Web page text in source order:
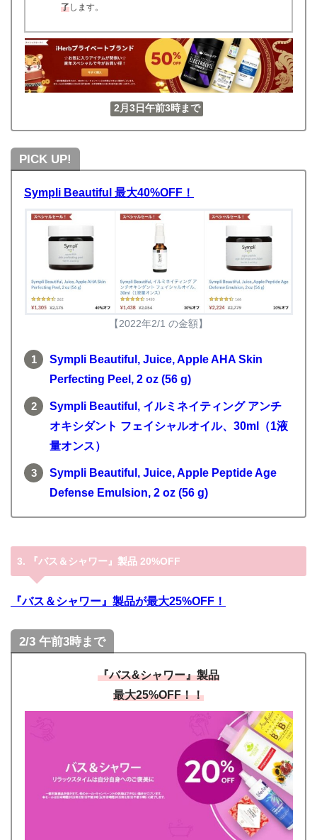
了します。
2月3日午前3時まで
PICK UP!
Sympli Beautiful 最大40%OFF！
【2022年2/1 の金額】
Sympli Beautiful, Juice, Apple AHA Skin
Perfecting Peel, 2 oz (56 g)
Sympli Beautiful, イルミネイティング アンチ
オキシダント フェイシャルオイル、30ml（1液
量オンス）
Sympli Beautiful, Juice, Apple Peptide Age
Defense Emulsion, 2 oz (56 g)
3. 『バス＆シャワー』製品 20%OFF
『バス＆シャワー』製品が最大25%OFF！
2/3 午前3時まで
『バス&シャワー』製品
最大25%OFF！！